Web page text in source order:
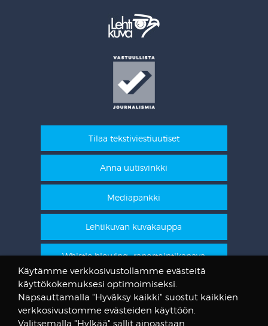
Tilaa tekstiviestiuutiset
Anna uutisvinkki
Mediapankki
Lehtikuvan kuvakauppa
Whistle blowing -raportointikanava
STT Info
Lehtikuvan vanhat kuvat
Käytämme verkkosivustollamme evästeitä
käyttökokemuksesi optimoimiseksi.
Napsauttamalla "Hyväksy kaikki" suostut kaikkien
verkkosivustomme evästeiden käyttöön.
Valitsemalla "Hylkää" sallit ainoastaan